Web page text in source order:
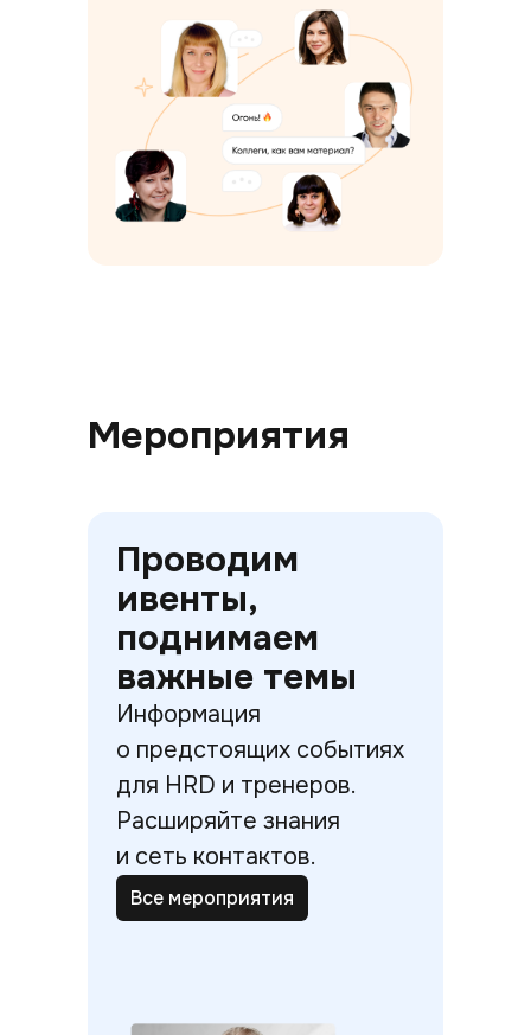
Мероприятия
Проводим
ивенты,
поднимаем
важные темы
Информация
о предстоящих событиях
для HRD и тренеров.
Расширяйте знания
и сеть контактов.
Все мероприятия